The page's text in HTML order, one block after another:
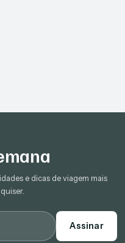
e dicas de viagem mais
Assinar